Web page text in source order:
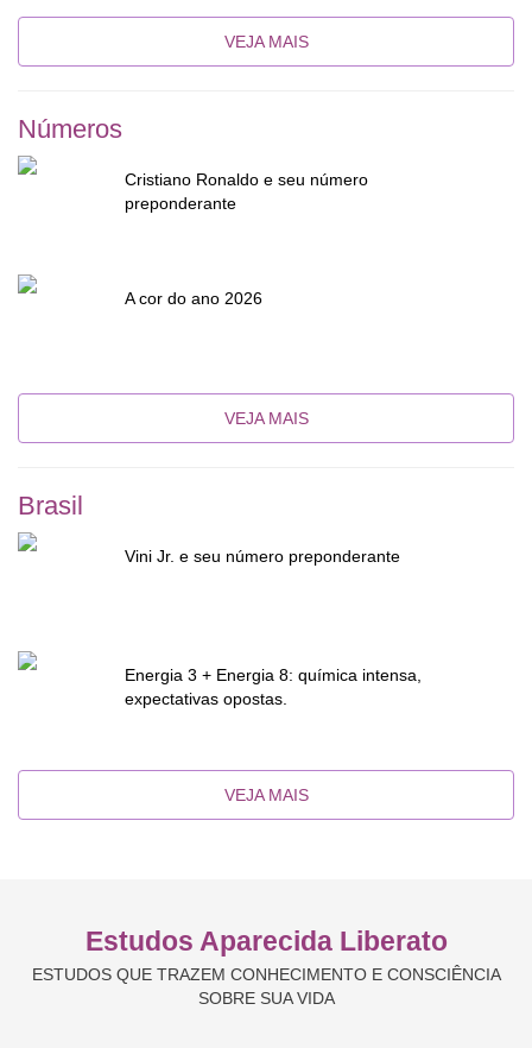
VEJA MAIS
Números
Cristiano Ronaldo e seu número
preponderante
A cor do ano 2026
VEJA MAIS
Brasil
Vini Jr. e seu número preponderante
Energia 3 + Energia 8: química intensa,
expectativas opostas.
VEJA MAIS
Estudos Aparecida Liberato
ESTUDOS QUE TRAZEM CONHECIMENTO E CONSCIÊNCIA
SOBRE SUA VIDA